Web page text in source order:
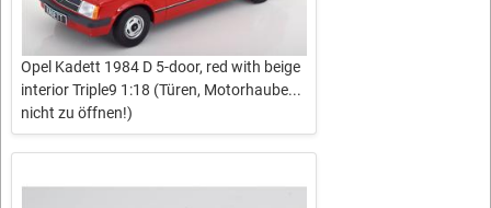
Opel Kadett 1984 D 5-door, red with beige
interior Triple9 1:18 (Türen, Motorhaube...
nicht zu öffnen!)